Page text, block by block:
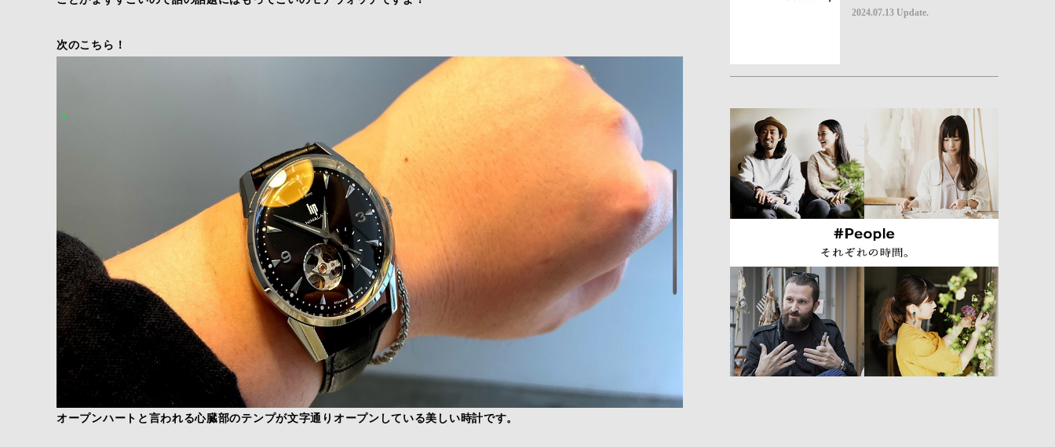
次のこちら！
オープンハートと言われる心臓部のテンプが文字通りオープンしている美しい時計です。
2024.07.13 Update.